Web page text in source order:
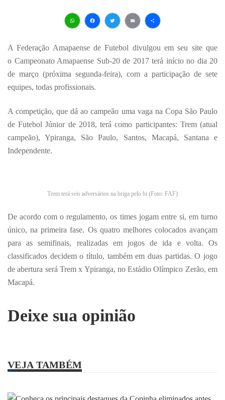
A Federação Amapaense de Futebol divulgou em seu site que
o Campeonato Amapaense Sub-20 de 2017 terá início no dia 20
de março (próxima segunda-feira), com a participação de sete
equipes, todas profissionais.
A competição, que dá ao campeão uma vaga na Copa São Paulo
de Futebol Júnior de 2018, terá como participantes: Trem (atual
campeão), Ypiranga, São Paulo, Santos, Macapá, Santana e
Independente.
Trem terá seis adversários na briga pelo bi (Foto: FAF)
De acordo com o regulamento, os times jogam entre si, em turno
único, na primeira fase. Os quatro melhores colocados avançam
para as semifinais, realizadas em jogos de ida e volta. Os
classificados decidem o título, também em duas partidas. O jogo
de abertura será Trem x Ypiranga, no Estádio Olímpico Zerão, em
Macapá.
Deixe sua opinião
VEJA TAMBÉM